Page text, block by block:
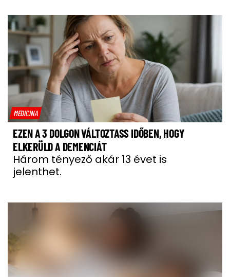
MEDICINA
EZEN A 3 DOLGON VÁLTOZTASS IDŐBEN, HOGY
ELKERÜLD A DEMENCIÁT
Három tényező akár 13 évet is
jelenthet.